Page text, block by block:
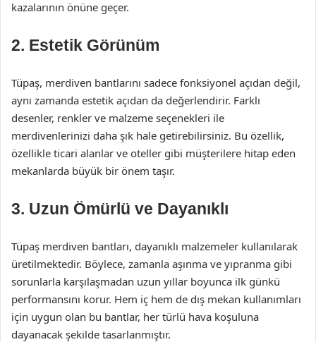
kazalarının önüne geçer.
2. Estetik Görünüm
Tüpaş, merdiven bantlarını sadece fonksiyonel açıdan değil,
aynı zamanda estetik açıdan da değerlendirir. Farklı
desenler, renkler ve malzeme seçenekleri ile
merdivenlerinizi daha şık hale getirebilirsiniz. Bu özellik,
özellikle ticari alanlar ve oteller gibi müşterilere hitap eden
mekanlarda büyük bir önem taşır.
3. Uzun Ömürlü ve Dayanıklı
Tüpaş merdiven bantları, dayanıklı malzemeler kullanılarak
üretilmektedir. Böylece, zamanla aşınma ve yıpranma gibi
sorunlarla karşılaşmadan uzun yıllar boyunca ilk günkü
performansını korur. Hem iç hem de dış mekan kullanımları
için uygun olan bu bantlar, her türlü hava koşuluna
dayanacak şekilde tasarlanmıştır.